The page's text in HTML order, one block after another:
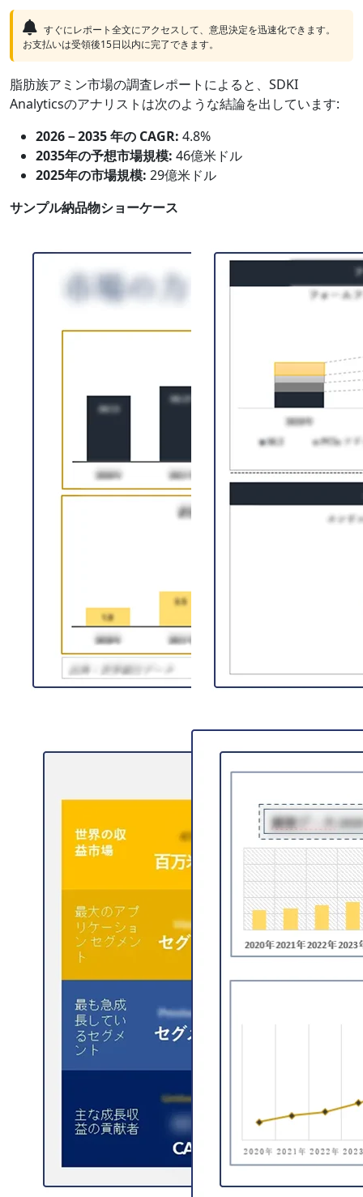
すぐにレポート全文にアクセスして、意思決定を迅速化できます。
お支払いは受領後15日以内に完了できます。
脂肪族アミン市場の調査レポートによると、SDKI
Analyticsのアナリストは次のような結論を出しています:
2026－2035 年の CAGR: 4.8%
2035年の予想市場規模: 46億米ドル
2025年の市場規模: 29億米ドル
サンプル納品物ショーケース